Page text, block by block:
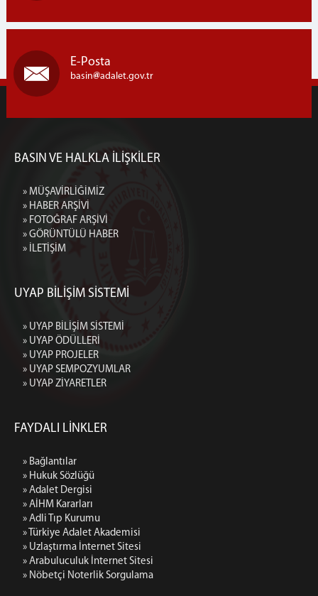
E-Posta
basin adalet.gov.tr
BASIN VE HALKLA İLİŞKİLER
» MÜŞAVİRLİĞİMİZ
» HABER ARŞİVİ
» FOTOĞRAF ARŞİVİ
» GÖRÜNTÜLÜ HABER
» İLETİŞİM
UYAP BİLİŞİM SİSTEMİ
» UYAP BİLİŞİM SİSTEMİ
» UYAP ÖDÜLLERİ
» UYAP PROJELER
» UYAP SEMPOZYUMLAR
» UYAP ZİYARETLER
FAYDALI LİNKLER
» Bağlantılar
» Hukuk Sözlüğü
» Adalet Dergisi
» AİHM Kararları
» Adli Tıp Kurumu
» Türkiye Adalet Akademisi
» Uzlaştırma İnternet Sitesi
» Arabuluculuk İnternet Sitesi
» Nöbetçi Noterlik Sorgulama